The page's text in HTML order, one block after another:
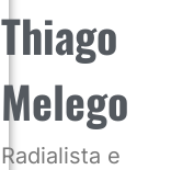
Thiago
Melego
Radialista e